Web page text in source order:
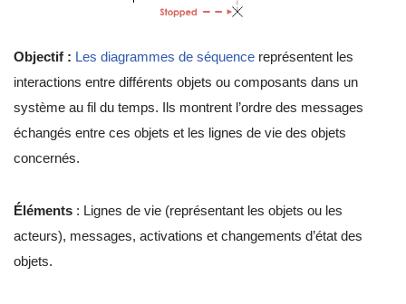
Objectif : Les diagrammes de séquence représentent les
interactions entre différents objets ou composants dans un
système au fil du temps. Ils montrent l’ordre des messages
échangés entre ces objets et les lignes de vie des objets
concernés.
Éléments : Lignes de vie (représentant les objets ou les
acteurs), messages, activations et changements d’état des
objets.